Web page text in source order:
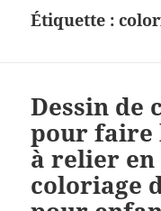
devinettes,
Étiquette :
Dessin de
pour faire
à relier
coloriage